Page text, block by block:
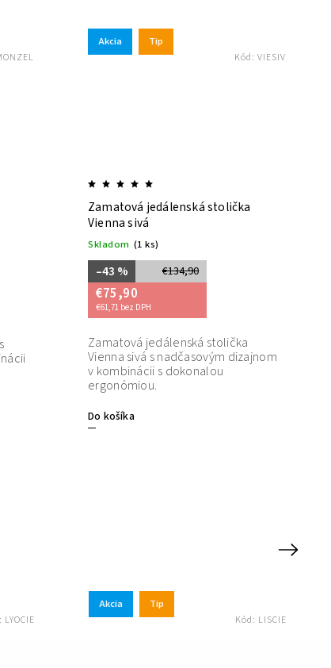
Akcia Tip
Zamatová jedálenská stolička
Vienna sivá
Skladom (1 ks)
€134,90
–43 %
€75,90
€61,71 bez DPH
Do košíka
Zamatová jedálenská stolička
Vienna sivá s nadčasovým dizajnom
v kombinácii s dokonalou
ergonómiou.
Kód: VIESIV
LYOCIE
Akcia Tip
Kód: LISCIE
Next